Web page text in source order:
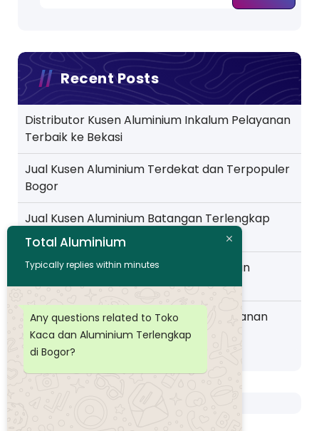
Recent Posts
Distributor Kusen Aluminium Inkalum Pelayanan
Terbaik ke Bekasi
Jual Kusen Aluminium Terdekat dan Terpopuler
Bogor
Jual Kusen Aluminium Batangan Terlengkap
Pelayanan ke Jakarta
Toko Kusen Aluminium Murah Pelayanan
Wilayah Pemalang
Distributor Kusen Aluminium Murah layanan
Wilayah Purwokerto
Total Aluminium
Typically replies within minutes
Any questions related to Toko
Kaca dan Aluminium Terlengkap
di Bogor?